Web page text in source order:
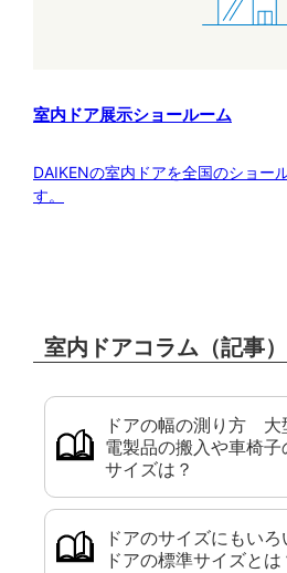
室内ドア展示ショールーム
DAIKENの室内ドアを全国のショー
す。
室内ドアコラム（記事）
ドアの幅の測り方 大
電製品の搬入や車椅
サイズは？
ドアのサイズにもい
ドアの標準サイズとは